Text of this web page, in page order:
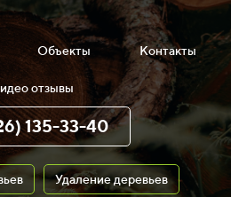
Объекты Контакты
отзывы
135-33-40
Удаление деревьев